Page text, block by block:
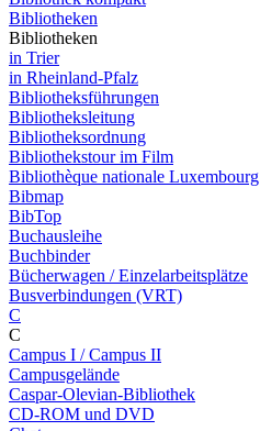
Bibliotheken
Bibliotheken
in Trier
in Rheinland-Pfalz
Bibliotheksführungen
Bibliotheksleitung
Bibliotheksordnung
Bibliothekstour im Film
Bibliothèque nationale Luxembourg
Bibmap
BibTop
Buchausleihe
Buchbinder
Bücherwagen / Einzelarbeitsplätze
Busverbindungen (VRT)
C
C
Campus I / Campus II
Campusgelände
Caspar-Olevian-Bibliothek
CD-ROM und DVD